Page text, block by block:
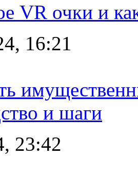
VR очки и
16:21
и шаги
23:42